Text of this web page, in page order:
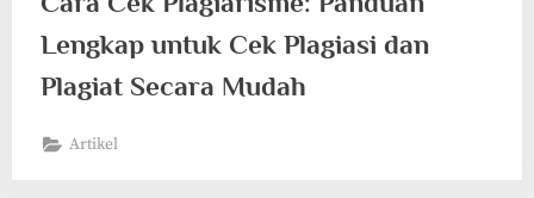
Lengkap untuk Cek Plagiasi dan
Plagiat Secara Mudah
Artikel